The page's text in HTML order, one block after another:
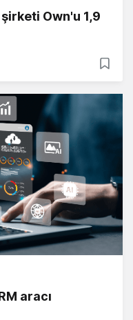
Own'u 1,9
aracı